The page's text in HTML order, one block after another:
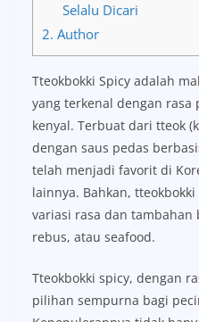
Selalu Dicari
2. Author
Tteokbokki Spicy adalah
yang terkenal dengan rasa
kenyal. Terbuat dari tteok
dengan saus pedas
telah menjadi favorit di
lainnya. Bahkan,
variasi rasa dan
rebus, atau seafood.
Tteokbokki spicy, dengan
pilihan sempurna bagi